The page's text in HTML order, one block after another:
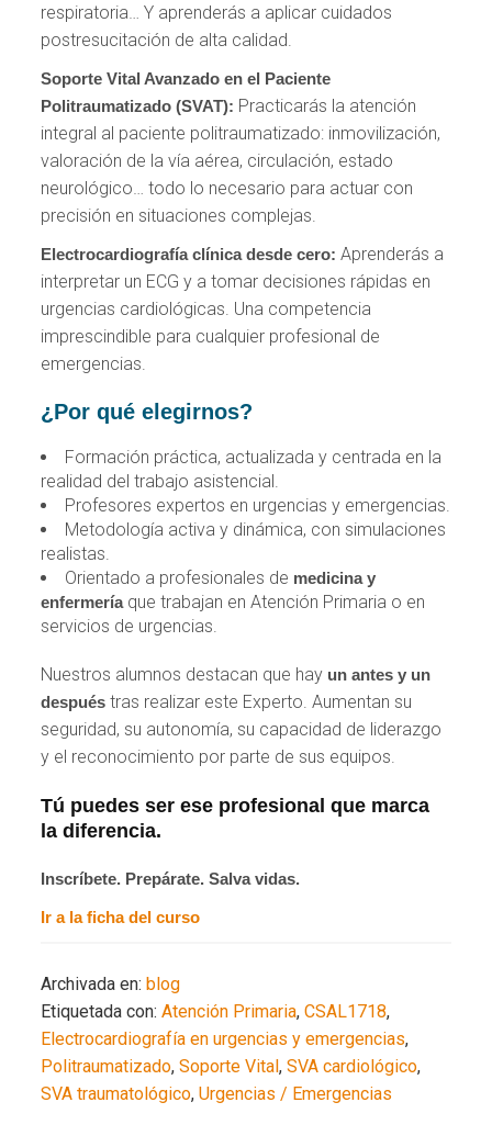
respiratoria… Y aprenderás a aplicar cuidados
postresucitación de alta calidad.
Soporte Vital Avanzado en el Paciente
Politraumatizado (SVAT): Practicarás la atención
integral al paciente politraumatizado: inmovilización,
valoración de la vía aérea, circulación, estado
neurológico… todo lo necesario para actuar con
precisión en situaciones complejas.
Electrocardiografía clínica desde cero:Aprenderás a
interpretar un ECG y a tomar decisiones rápidas en
urgencias cardiológicas. Una competencia
imprescindible para cualquier profesional de
emergencias.
¿Por qué elegirnos?
Formación práctica, actualizada y centrada en la
realidad del trabajo asistencial.
Profesores expertos en urgencias y emergencias.
Metodología activa y dinámica, con simulaciones
realistas.
Orientado a profesionales de medicina y
enfermeríaque trabajan en Atención Primaria o en
servicios de urgencias.
Nuestros alumnos destacan que hay un antes y un
después tras realizar este Experto. Aumentan su
seguridad, su autonomía, su capacidad de liderazgo
y el reconocimiento por parte de sus equipos.
Tú puedes ser ese profesional que marca
la diferencia.
Inscríbete. Prepárate. Salva vidas.
Ir a la ficha del curso
Archivada en:blog
Etiquetada con:Atención Primaria,CSAL1718,
Electrocardiografía en urgencias y emergencias,
Politraumatizado,Soporte Vital,SVA cardiológico,
SVA traumatológico,Urgencias / Emergencias